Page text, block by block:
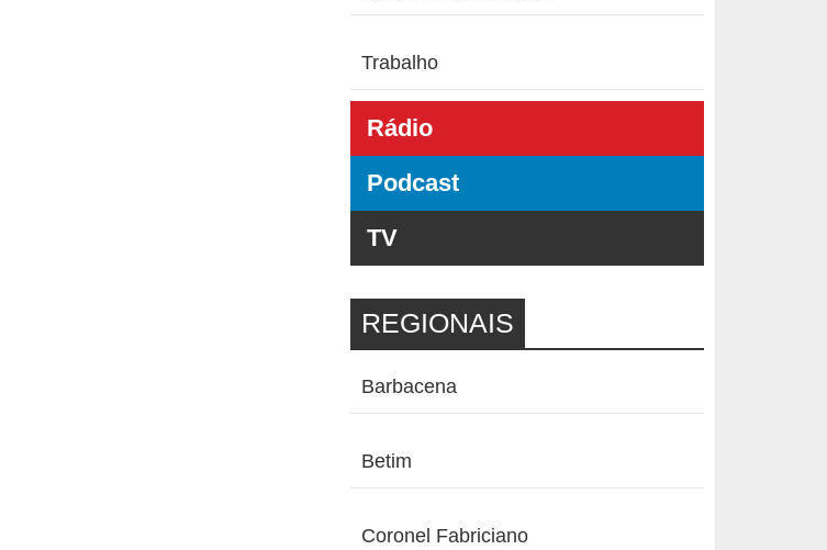
Trabalho
Rádio
Podcast
TV
REGIONAIS
Barbacena
Betim
Coronel Fabriciano